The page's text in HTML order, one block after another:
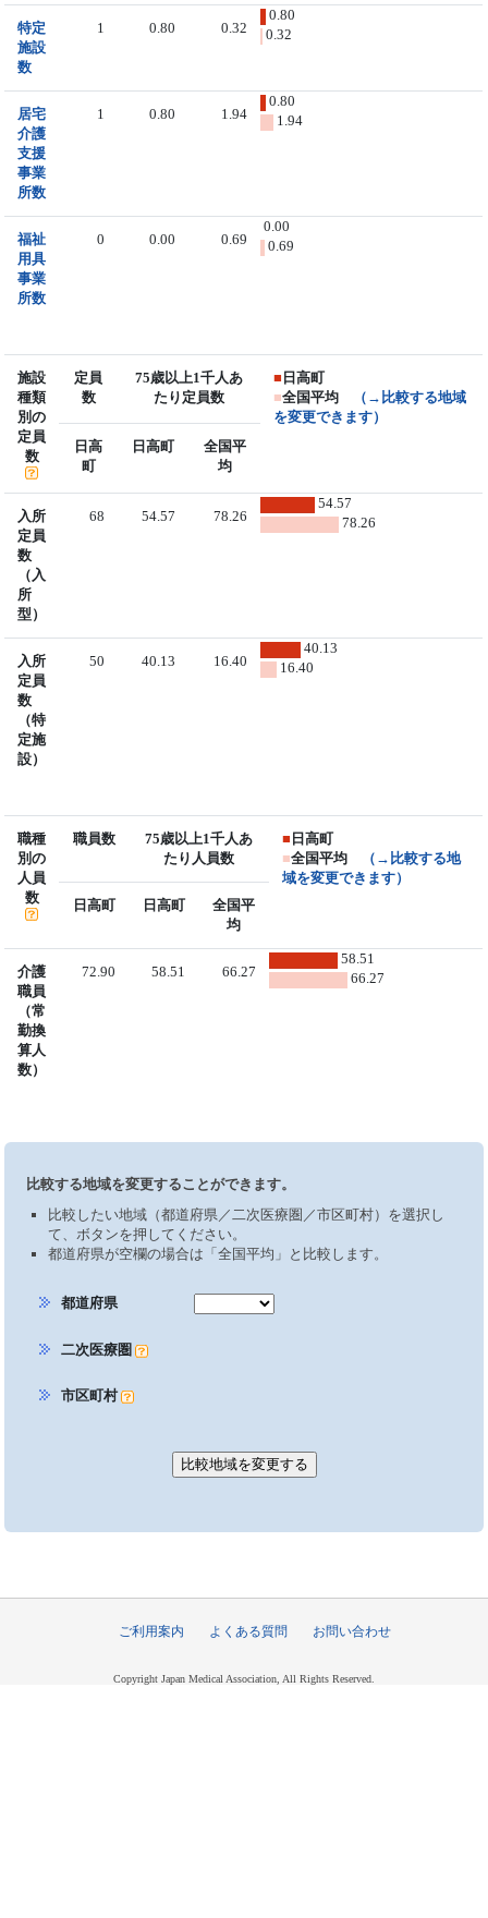
特定
施設
数
1 0.80 0.32
0.80
0.32
居宅
介護
支援
事業
所数
1 0.80 1.94
0.80
1.94
福祉
用具
事業
所数
0 0.00 0.69
0.00
0.69
施設
種類
別の
定員
数
定員
数
75歳以上1千人あ
たり定員数
■ 日高町
■全国平均
（→比較する地域
を変更できます）
日高
町
日高町
全国平
均
入所
定員
数
（入
所
型）
68 54.57 78.26
54.57
78.26
入所
定員
数
（特
定施
設）
50 40.13 16.40
40.13
16.40
職種
別の
人員
数
職員数
75歳以上1千人あ
たり人員数
■ 日高町
■全国平均
（→比較する地
域を変更できます）
日高町
日高町
全国平
均
介護
職員
（常
勤換
算人
数）
72.90 58.51 66.27
58.51
66.27
比較する地域を変更することができます。
比較したい地域（都道府県／二次医療圏／市区町村）を選択し
て、ボタンを押してください。
都道府県が空欄の場合は「全国平均」と比較します。
都道府県
二次医療圏
市区町村
ご利用案内 よくある質問 お問い合わせ
Copyright Japan Medical Association, All Rights Reserved.